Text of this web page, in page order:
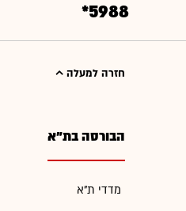
*5988
חזרה למעלה
הבורסה בת"א
מדדי ת"א